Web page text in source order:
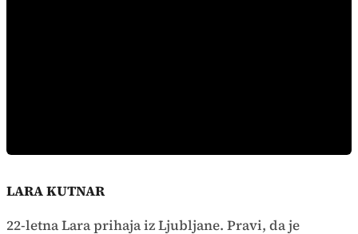
LARA KUTNAR
22-letna Lara prihaja iz Ljubljane. Pravi, da je